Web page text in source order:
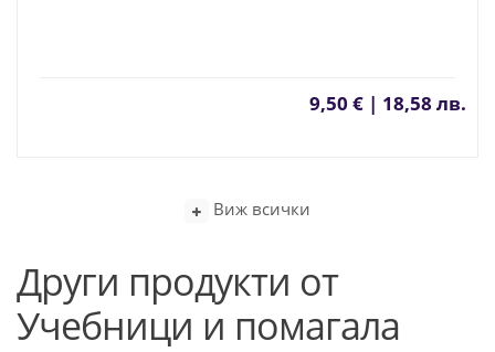
9,50 € | 18,58 лв.
Виж всички
Други продукти от
Учебници и помагала